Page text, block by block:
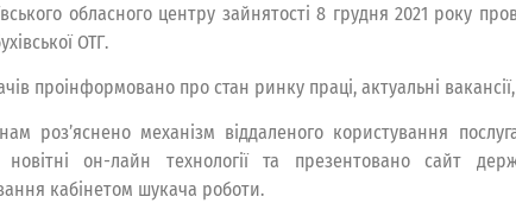
обласного центру зайнятості 8 грудня 2021 року
ОТГ.
проінформовано про стан ринку праці, актуальні
роз’яснено механізм віддаленого користування
новітні он-лайн технології та презентовано сайт
кабінетом шукача роботи.